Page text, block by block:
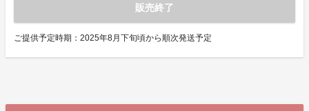
販売終了
ご提供予定時期：2025年8月下旬頃から順次発送予定